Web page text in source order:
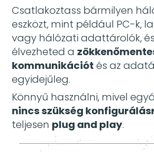
Csatlakoztass bármilyen
eszközt, mint például PC-k,
vagy hálózati adattárolók, és
élvezheted a
kommunikációt és az
egyidejűleg.
Könnyű használni, mivel
nincs szükség
teljesen plug and play.